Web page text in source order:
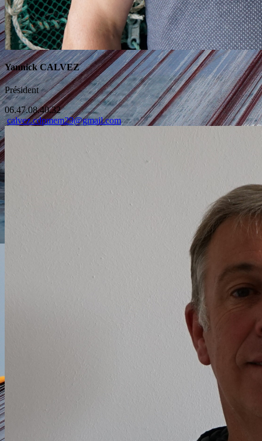
Yannick CALVEZ
Président
06.47.08.40.32
calvez.cdpmem29@gmail.com